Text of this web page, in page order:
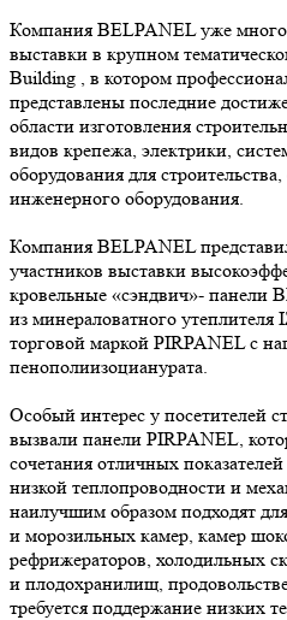
Компания BELPANEL уже много
выставки в крупном
Building , в котором
представлены последние
области изготовления
видов крепежа, электрики,
оборудования для
инженерного оборудования.
Компания BELPANEL
участников выставки
кровельные «сэндвич»- панели
из минераловатного
торговой маркой PIRPANEL с
пенополиизоцианурата.
Особый интерес у посетителей
вызвали панели PIRPANEL,
сочетания отличных
низкой теплопроводности и
наилучшим образом подходят
и морозильных камер, камер
рефрижераторов, холодильных
и плодохранилищ,
требуется поддержание низких